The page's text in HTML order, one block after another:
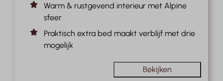
Warm & rustgevend interieur met Alpine
sfeer
Praktisch extra bed maakt verblijf met drie
mogelijk
Bekijken